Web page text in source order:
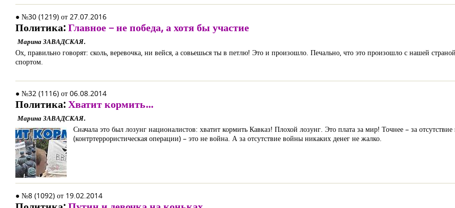
● №30 (1219) от 27.07.2016
Политика:Главное – не победа, а хотя бы участие
Марина ЗАВАДСКАЯ.
Ох, правильно говорят: сколь, веревочка, ни вейся, а совьешься ты в петлю! Это и произошло. Печально, что это произошло с нашей
спортом.
● №32 (1116) от 06.08.2014
Политика:Хватит кормить...
Марина ЗАВАДСКАЯ.
Сначала это был лозунг националистов: хватит кормить Кавказ! Плохой лозунг. Это плата за мир! Точнее – за
(контртеррористическая операции) – это не война. А за отсутствие войны никаких денег не жалко.
● №8 (1092) от 19.02.2014